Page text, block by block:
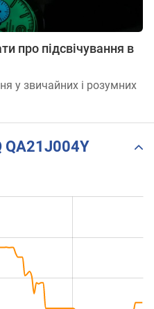
про підсвічування в
у звичайних і розумних
QA21J004Y